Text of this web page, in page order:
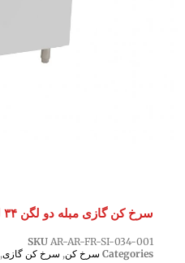
سرخ کن گازی مبله دو لگن ۳۴ لیتری
SKU AR-AR-FR-SI-034-001
Categories سرخ کن, سرخ کن گازی,